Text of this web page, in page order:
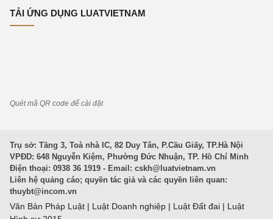
TẢI ỨNG DỤNG LUATVIETNAM
Quét mã QR code để cài đặt
Trụ sở: Tầng 3, Toà nhà IC, 82 Duy Tân, P.Cầu Giấy, TP.Hà Nội
VPĐD: 648 Nguyễn Kiệm, Phường Đức Nhuận, TP. Hồ Chí Minh
Điện thoại: 0938 36 1919 - Email: cskh@luatvietnam.vn
Liên hệ quảng cáo; quyền tác giả và các quyền liên quan:
thuybt@incom.vn
Văn Bản Pháp Luật | Luật Doanh nghiệp | Luật Đất đai | Luật